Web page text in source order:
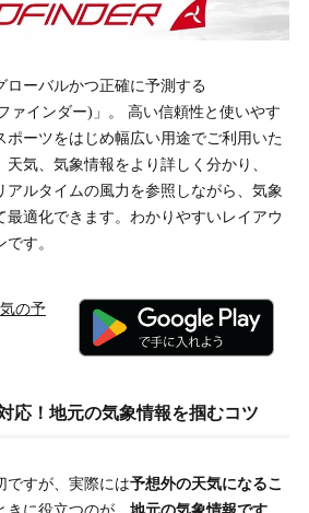
ローバルかつ正確に予測する
ァインダー)」。 高い信頼性と使いやす
ポーツをはじめ幅広い用途でご利用いた
気、気象情報をより詳しく分かり、
アルタイムの風力を参照しながら、気象
最適化できます。わかりやすいレイアウ
す。
応！地元の気象情報を掴むコツ
ですが、実際には予想外の天気になるこ